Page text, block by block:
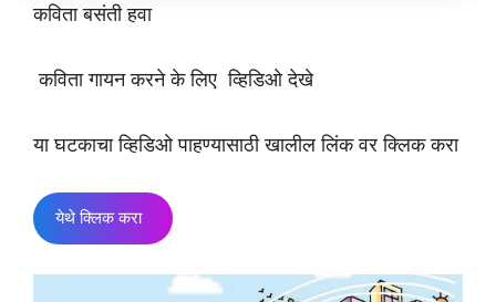
कविता बसंती हवा
कविता गायन करने के लिए व्हिडिओ देखे
या घटकाचा व्हिडिओ पाहण्यासाठी खालील लिंक वर क्लिक करा
येथे क्लिक करा